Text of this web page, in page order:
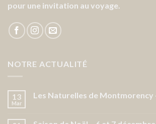
pour une invitation au voyage.
NOTRE ACTUALITÉ
13
Mar
Les Naturelles de Montmorency